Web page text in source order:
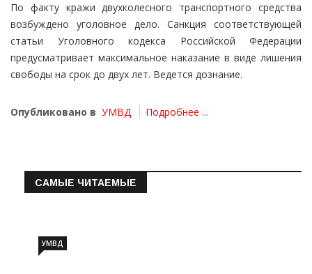
По факту кражи двухколесного транспортного средства
возбуждено уголовное дело. Санкция соответствующей
статьи Уголовного кодекса Российской Федерации
предусматривает максимальное наказание в виде лишения
свободы на срок до двух лет. Ведется дознание.
Опубликовано в УМВД Подробнее ...
САМЫЕ ЧИТАЕМЫЕ
УМВД